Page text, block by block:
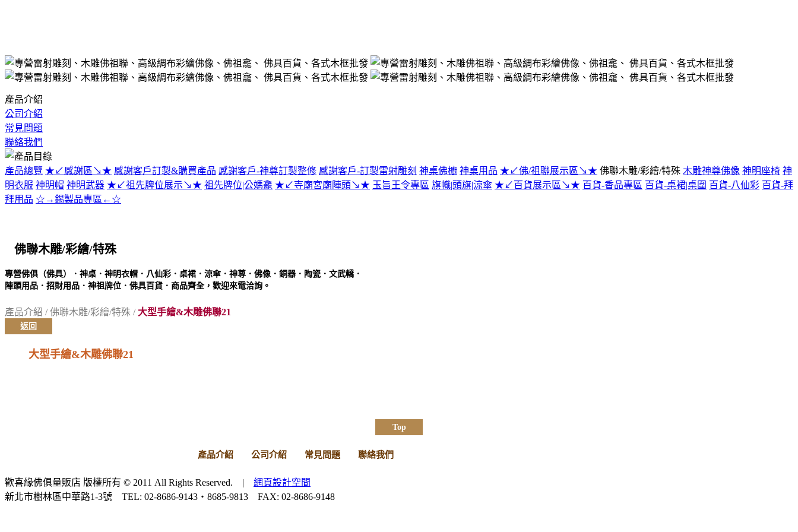
產品介紹
公司介紹
常見問題
聯絡我們
產品總覽 ★↙感謝區↘★ 感謝客戶訂製&購買產品 感謝客戶-神尊訂製整修 感謝客戶-訂製雷射雕刻 神桌佛櫥 神桌用品 ★↙佛/祖聯展示區↘★ 佛聯木雕/彩繪/特殊 木雕神尊佛像 神明座椅 神
明衣服 神明帽 神明武器 ★↙祖先牌位展示↘★ 祖先牌位|公媽龕 ★↙寺廟宮廟陣頭↘★ 玉旨王令專區 旗幟|頭旗|涼傘 ★↙百貨展示區↘★ 百貨-香品專區 百貨-桌裙|桌圍 百貨-八仙彩 百貨-拜
拜用品 ☆→錫製品專區←☆
佛聯木雕/彩繪/特殊
專營佛俱（佛具）．神桌．神明衣帽．八仙彩．桌裙．涼傘．神尊．佛像．銅器．陶瓷．文武轎．
陣頭用品．招財用品．神祖牌位．佛具百貨．商品齊全，歡迎來電洽詢。
產品介紹 /佛聯木雕/彩繪/特殊 / 大型手繪&木雕佛聯21
返回
大型手繪&木雕佛聯21
Top
產品介紹 公司介紹 常見問題 聯絡我們
歡喜緣佛俱量販店 版權所有 © 2011 All Rights Reserved. | 網頁設計空間
新北市樹林區中華路1-3號 TEL: 02-8686-9143‧8685-9813 FAX: 02-8686-9148